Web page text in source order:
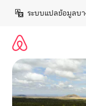
เนื้อหา
ระบบแปลข้อมูลบ